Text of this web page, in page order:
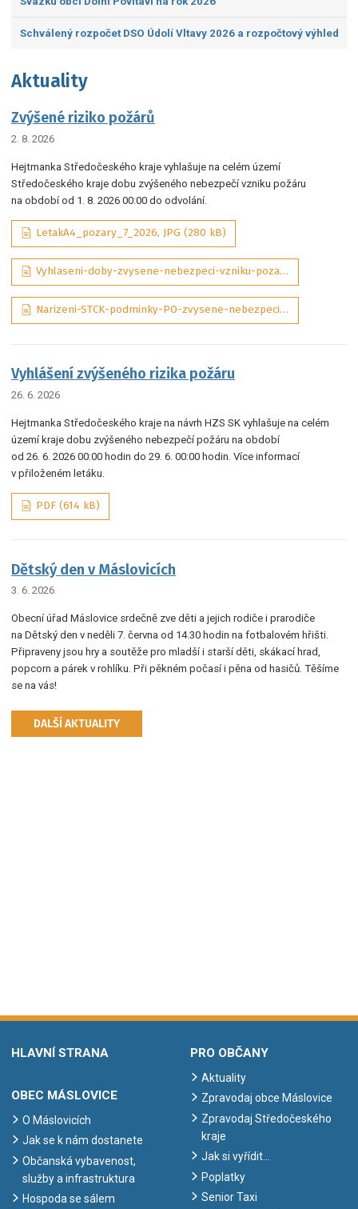
Schválený rozpočet DSO Údolí Vltavy 2026 a rozpočtový výhled
Aktuality
Zvýšené riziko požárů
2. 8. 2026
Hejtmanka Středočeského kraje vyhlašuje na celém území
Středočeského kraje dobu zvýšeného nebezpečí vzniku požáru
na období od 1. 8. 2026 00:00 do odvolání.
LetakA4_pozary_7_2026, JPG (280 kB)
Vyhlaseni-doby-zvysene-nebezpeci-vzniku-pozaru-07-2026-sig_aDQP3Wd, PDF (292 kB)
Narizeni-STCK-podminky-PO-zvysene-nebezpeci-pozaru-01-2025-ASPI_tObrJIM, PDF (131 kB)
Vyhlášení zvýšeného rizika požáru
26. 6. 2026
Hejtmanka Středočeského kraje na návrh HZS SK vyhlašuje na celém
území kraje dobu zvýšeného nebezpečí požáru na období
od 26. 6. 2026 00:00 hodin do 29. 6. 00:00 hodin. Více informací
v přiloženém letáku.
PDF (614 kB)
Dětský den v Máslovicích
3. 6. 2026
Obecní úřad Máslovice srdečně zve děti a jejich rodiče i prarodiče
na Dětský den v neděli 7. června od 14.30 hodin na fotbalovém hřišti.
Připraveny jsou hry a soutěže pro mladší i starší děti, skákací hrad,
popcorn a párek v rohlíku. Při pěkném počasí i pěna od hasičů. Těšíme
se na vás!
DALŠÍ AKTUALITY
HLAVNÍ STRANA
OBEC MÁSLOVICE
O Máslovicích
Jak se k nám dostanete
Občanská vybavenost,
služby a infrastruktura
Hospoda se sálem
PRO OBČANY
Aktuality
Zpravodaj obce Máslovice
Zpravodaj Středočeského
kraje
Jak si vyřídit…
Poplatky
Senior Taxi